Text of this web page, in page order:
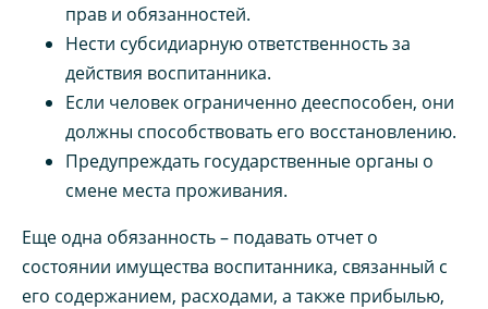
прав и обязанностей.
Нести субсидиарную ответственность за
действия воспитанника.
Если человек ограниченно дееспособен, они
должны способствовать его восстановлению.
Предупреждать государственные органы о
смене места проживания.
Еще одна обязанность – подавать отчет о
состоянии имущества воспитанника, связанный с
его содержанием, расходами, а также прибылью,